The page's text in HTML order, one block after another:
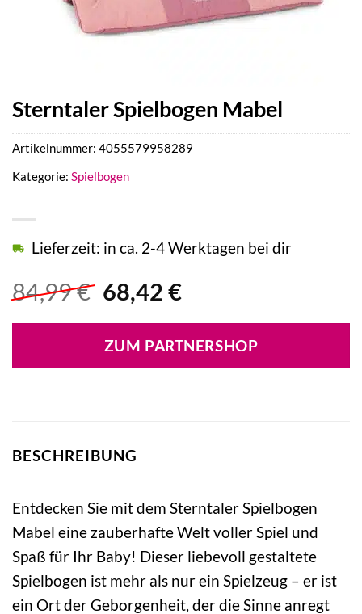
Sterntaler Spielbogen Mabel
84,99€ Ursprünglicher
war:
84,99 €
68,42 €Aktueller
ist:
68,42 €.
Lieferzeit: in ca. 2-4 Werktagen bei dir
ZUM PARTNERSHOP
Artikelnummer: 4055579958289
Kategorie: Spielbogen
BESCHREIBUNG
Entdecken Sie mit dem Sterntaler Spielbogen
Mabel eine zauberhafte Welt voller Spiel und
Spaß für Ihr Baby! Dieser liebevoll gestaltete
Spielbogen ist mehr als nur ein Spielzeug – er ist
ein Ort der Geborgenheit, der die Sinne anregt